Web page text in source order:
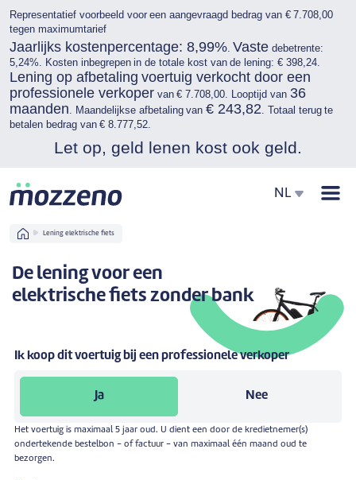
Representatief voorbeeld voor een aangevraagd bedrag van € 7.708,00
tegen maximumtarief
Jaarlijks kostenpercentage: 8,99%. Vaste debetrente:
5,24%. Kosten inbegrepen in de totale kost van de lening: € 398,24.
Lening op afbetaling voertuig verkocht door een
professionele verkopervan € 7.708,00. Looptijd van 36
maanden . Maandelijkse afbetaling van€ 243,82 . Totaal terug te
betalen bedrag van € 8.777,52.
Let op, geld lenen kost ook geld.
NL
Home
Lening elektrische fiets
De lening voor een
elektrische fiets zonder bank
Ik koop dit voertuig bij een professionele verkoper
Ja Nee
Het voertuig is maximaal 5 jaar oud. U dient een door de kredietnemer(s)
ondertekende bestelbon - of factuur - van maximaal één maand oud te
bezorgen.